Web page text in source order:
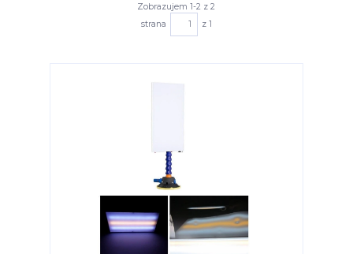
Zobrazujem 1-2 z 2
strana
z 1